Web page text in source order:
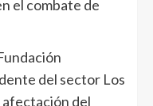
el combate de
del sector Los
afectación del